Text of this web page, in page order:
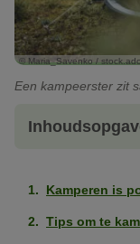
© Maria_Savenko /
Een kampeerster zit
Kamperen is
Tips om te